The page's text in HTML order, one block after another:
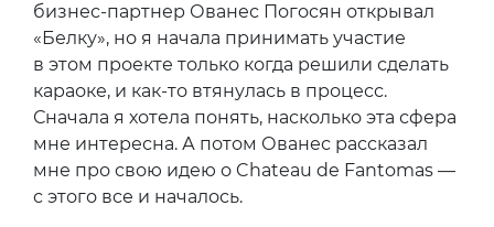
бизнес-партнер Ованес Погосян открывал
«Белку», но я начала принимать участие
в этом проекте только когда решили сделать
караоке, и как-то втянулась в процесс.
Сначала я хотела понять, насколько эта сфера
мне интересна. А потом Ованес рассказал
мне про свою идею о Chateau de Fantomas —
с этого все и началось.